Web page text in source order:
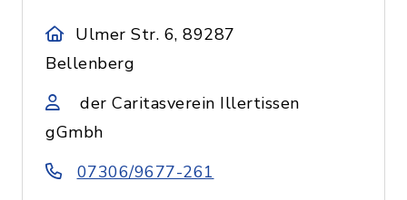
Ulmer Str. 6, 89287
Bellenberg
der Caritasverein Illertissen
gGmbh
07306/9677-261